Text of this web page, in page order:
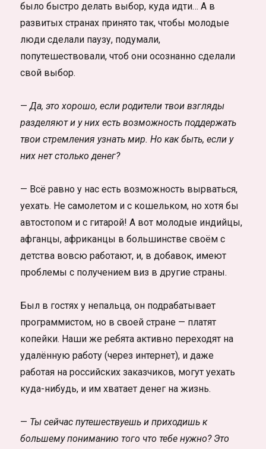
было быстро делать выбор, куда идти… А в
развитых странах принято так, чтобы молодые
люди сделали паузу, подумали,
попутешествовали, чтоб они осознанно сделали
свой выбор.
—Да, это хорошо, если родители твои взгляды
разделяют и у них есть возможность поддержать
твои стремления узнать мир. Но как быть, если у
них нет столько денег?
— Всё равно у нас есть возможность вырваться,
уехать. Не самолетом и с кошельком, но хотя бы
автостопом и с гитарой! А вот молодые индийцы,
афганцы, африканцы в большинстве своём с
детства вовсю работают, и, в добавок, имеют
проблемы с получением виз в другие страны.
Был в гостях у непальца, он подрабатывает
программистом, но в своей стране — платят
копейки. Наши же ребята активно переходят на
удалённую работу (через интернет), и даже
работая на российских заказчиков, могут уехать
куда-нибудь, и им хватает денег на жизнь.
— Ты сейчас путешествуешь и приходишь к
большему пониманию того что тебе нужно? Это